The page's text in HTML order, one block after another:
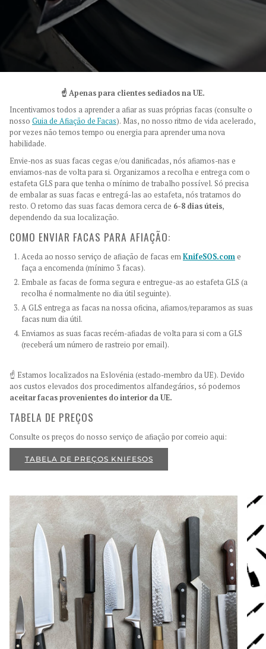
☝️ Apenas para clientes sediados na UE.
Incentivamos todos a aprender a afiar as suas próprias facas (consulte o
nosso Guia de Afiação de Facas). Mas, no nosso ritmo de vida acelerado,
por vezes não temos tempo ou energia para aprender uma nova
habilidade.
Envie-nos as suas facas cegas e/ou danificadas, nós afiamos-nas e
enviamos-nas de volta para si. Organizamos a recolha e entrega com o
estafeta GLS para que tenha o mínimo de trabalho possível. Só precisa
de embalar as suas facas e entregá-las ao estafeta, nós tratamos do
resto. O retorno das suas facas demora cerca de 6-8 dias úteis,
dependendo da sua localização.
COMO ENVIAR FACAS PARA AFIAÇÃO:
Aceda ao nosso serviço de afiação de facas emKnifeSOS.come
faça a encomenda (mínimo 3 facas).
Embale as facas de forma segura e entregue-as ao estafeta GLS (a
recolha é normalmente no dia útil seguinte).
A GLS entrega as facas na nossa oficina, afiamos/reparamos as suas
facas num dia útil.
Enviamos as suas facas recém-afiadas de volta para si com a GLS
(receberá um número de rastreio por email).
☝️ Estamos localizados na Eslovénia (estado-membro da UE). Devido
aos custos elevados dos procedimentos alfandegários, só podemos
aceitar facas provenientes do interior da UE.
TABELA DE PREÇOS
Consulte os preços do nosso serviço de afiação por correio aqui:
TABELA DE PREÇOS KNIFESOS